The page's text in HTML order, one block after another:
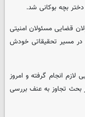
بچه بوکانی شد.
قضایی مسئولان امنیتی
در مسیر تحقیقاتی خودش
انجام گرفتە و امروز
بحث تجاوز بە عنف بررسی